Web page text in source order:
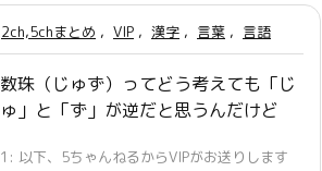
2ch,5chまとめ , VIP , 漢字 , 言葉 , 言語
数珠（じゅず）ってどう考えても「じ
ゅ」と「ず」が逆だと思うんだけど
1: 以下、5ちゃんねるからVIPがお送りします